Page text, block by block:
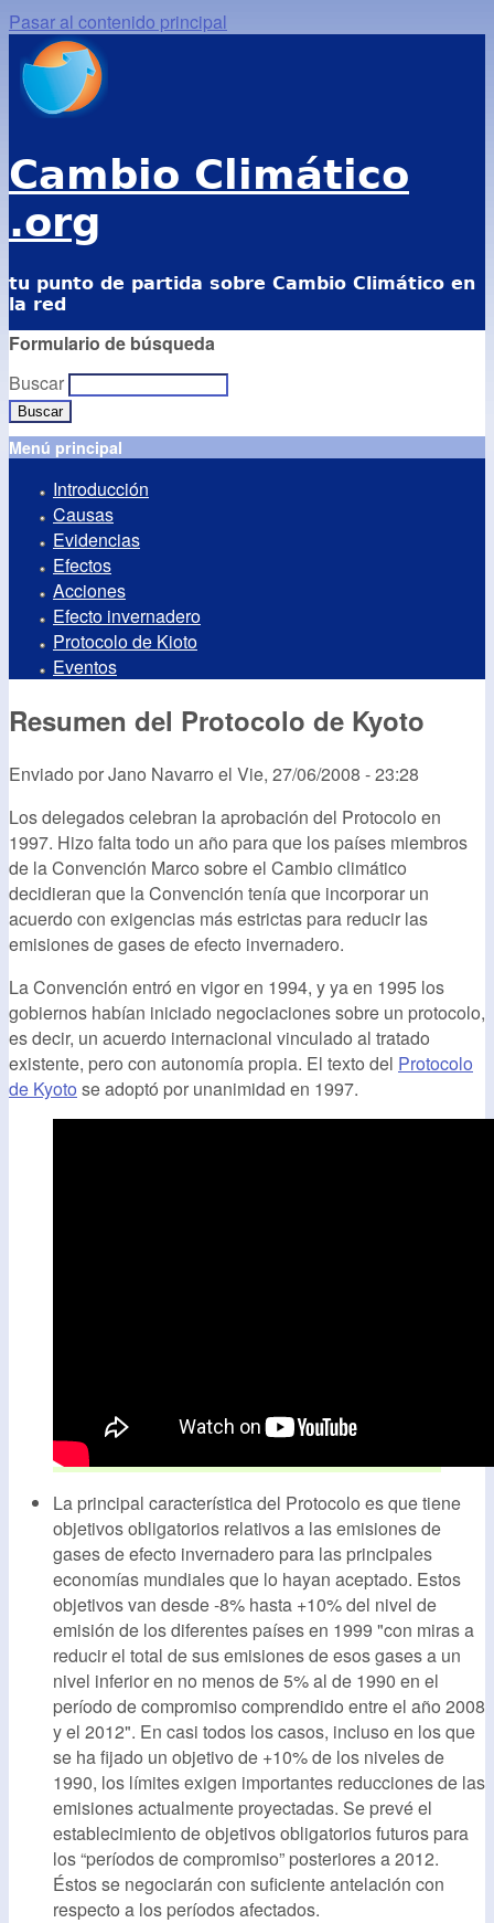
Pasar al contenido principal
Cambio Climático
.org
tu punto de partida sobre Cambio Climático en
la red
Formulario de búsqueda
Buscar
Menú principal
Introducción
Causas
Evidencias
Efectos
Acciones
Efecto invernadero
Protocolo de Kioto
Eventos
Resumen del Protocolo de Kyoto
Enviado porJano Navarro el Vie, 27/06/2008 - 23:28
Los delegados celebran la aprobación del Protocolo en
1997. Hizo falta todo un año para que los países miembros
de la Convención Marco sobre el Cambio climático
decidieran que la Convención tenía que incorporar un
acuerdo con exigencias más estrictas para reducir las
emisiones de gases de efecto invernadero.
La Convención entró en vigor en 1994, y ya en 1995 los
gobiernos habían iniciado negociaciones sobre un protocolo,
es decir, un acuerdo internacional vinculado al tratado
existente, pero con autonomía propia. El texto del Protocolo
de Kyoto se adoptó por unanimidad en 1997.
La principal característica del Protocolo es que tiene
objetivos obligatorios relativos a las emisiones de
gases de efecto invernadero para las principales
economías mundiales que lo hayan aceptado. Estos
objetivos van desde -8% hasta +10% del nivel de
emisión de los diferentes países en 1999 "con miras a
reducir el total de sus emisiones de esos gases a un
nivel inferior en no menos de 5% al de 1990 en el
período de compromiso comprendido entre el año 2008
y el 2012". En casi todos los casos, incluso en los que
se ha fijado un objetivo de +10% de los niveles de
1990, los límites exigen importantes reducciones de las
emisiones actualmente proyectadas. Se prevé el
establecimiento de objetivos obligatorios futuros para
los “períodos de compromiso” posteriores a 2012.
Éstos se negociarán con suficiente antelación con
respecto a los períodos afectados.